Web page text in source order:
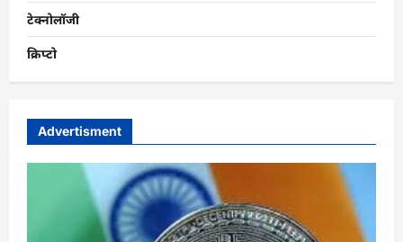
टेक्नोलॉजी
क्रिप्टो
Advertisment